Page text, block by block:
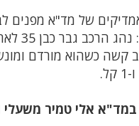
פצועים
קשה כשהוא מורדם
אלי טמיר משעלי